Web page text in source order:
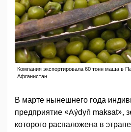
Компания экспортировала 60 тонн маша в
Афганистан.
В марте нынешнего года
предприятие «Aýdyň maksat»,
которого распаложена в